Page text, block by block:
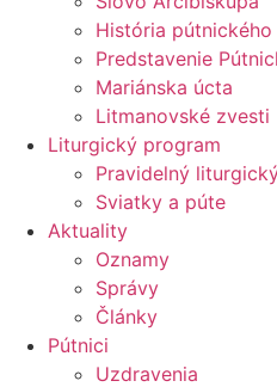
História pútnického
Predstavenie
Mariánska úcta
Litmanovské zvesti
Liturgický program
Pravidelný
Sviatky a púte
Aktuality
Oznamy
Správy
Články
Pútnici
Uzdravenia